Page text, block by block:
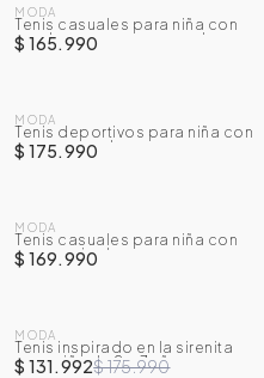
MODA
Tenis casuales para niña con
cordones y correa en velcro
$ 165.990
MODA
Tenis deportivos para niña con
correa en velcro
$ 175.990
MODA
Tenis casuales para niña con
accesorio de cereza
$ 169.990
- 25 %
MODA
Tenis inspirado en la sirenita
para niña de 2 a 7 años
$ 131.992$ 175.990